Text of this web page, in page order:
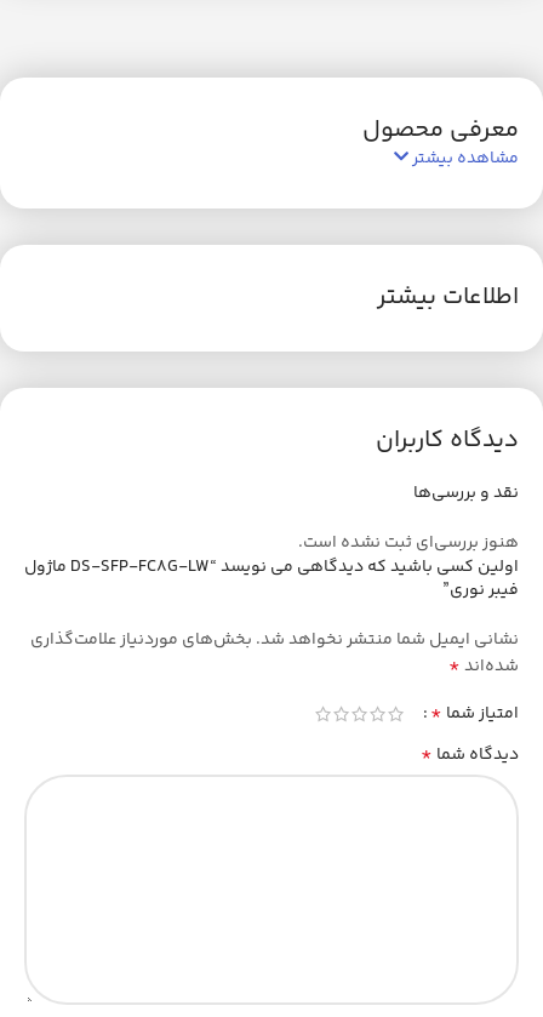
معرفی محصول
مشاهده بیشتر
اطلاعات بیشتر
دیدگاه کاربران
نقد و بررسی‌ها
هنوز بررسی‌ای ثبت نشده است.
اولین کسی باشید که دیدگاهی می نویسد “DS-SFP-FC8G-LW ماژول
فیبر نوری”
نشانی ایمیل شما منتشر نخواهد شد. بخش‌های موردنیاز علامت‌گذاری
شده‌اند*
امتیاز شما *
دیدگاه شما *